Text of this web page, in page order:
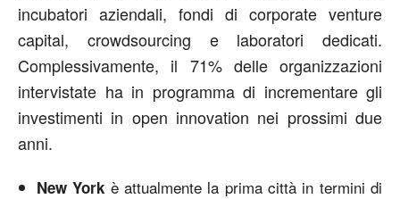
incubatori aziendali, fondi di corporate venture
capital, crowdsourcing e laboratori dedicati.
Complessivamente, il 71% delle organizzazioni
intervistate ha in programma di incrementare gli
investimenti in open innovation nei prossimi due
anni.
New York è attualmente la prima città in termini di